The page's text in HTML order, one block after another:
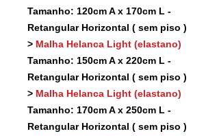
Tamanho: 120cm A x 170cm L -
Retangular Horizontal ( sem piso )
> Malha Helanca Light (elastano)
Tamanho: 150cm A x 220cm L -
Retangular Horizontal ( sem piso )
> Malha Helanca Light (elastano)
Tamanho: 170cm A x 250cm L -
Retangular Horizontal ( sem piso )